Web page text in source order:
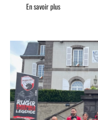
En savoir plus